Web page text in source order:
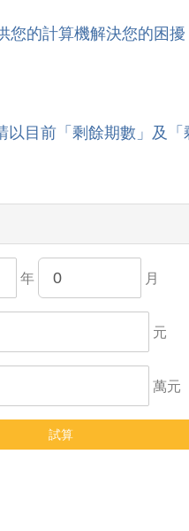
的計算機解決您的困擾
以目前「剩餘期數」及
年 月
元
萬元